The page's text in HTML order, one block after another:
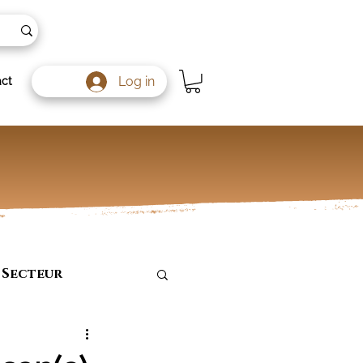
Log in